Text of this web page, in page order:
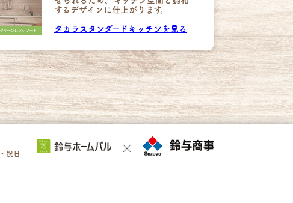
するデザインに仕上がります。
タカラスタンダードキッチンを見る
祝日